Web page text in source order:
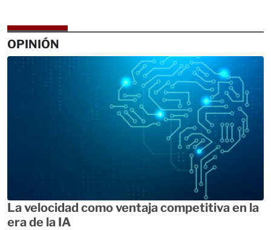
OPINIÓN
La velocidad como ventaja competitiva en la
era de la IA